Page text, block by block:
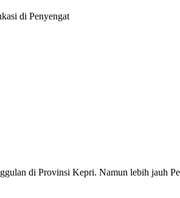
di Penyengat
di Provinsi Kepri. Namun lebih jauh